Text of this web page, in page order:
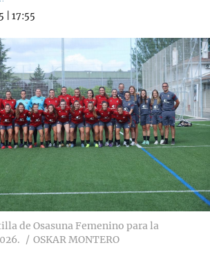
17:55
de Osasuna Femenino para la
OSKAR MONTERO